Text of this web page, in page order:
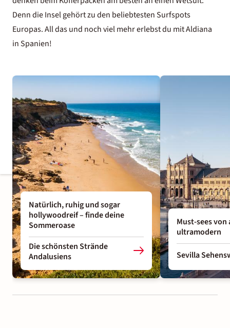
Denn die Insel gehört zu den beliebtesten Surfspots
Europas. All das und noch viel mehr erlebst du mit Aldiana
in Spanien!
Natürlich, ruhig und sogar
hollywoodreif – finde deine
Sommeroase
Die schönsten Strände
Andalusiens
Must-sees
ultramodern
Sevilla